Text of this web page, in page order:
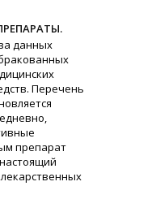
данных
Перечень
препарат